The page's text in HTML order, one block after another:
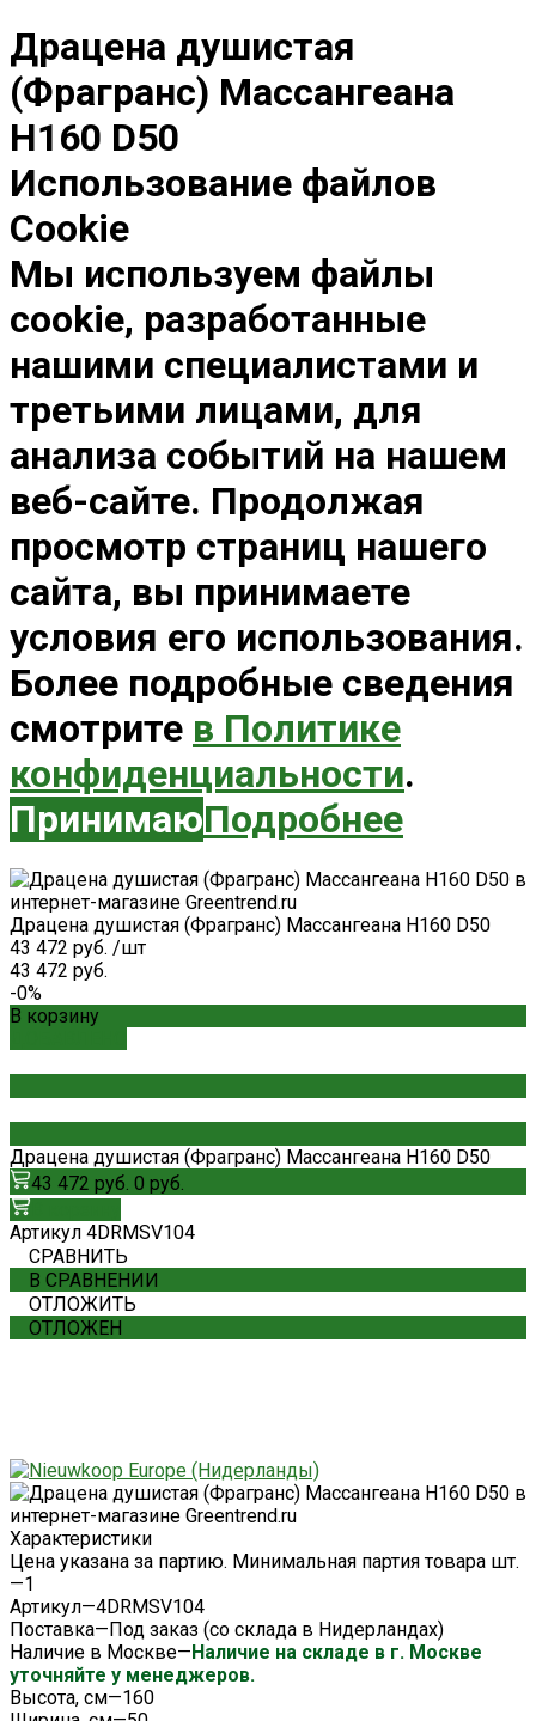
Драцена душистая
(Фрагранс) Массангеана
H160 D50
Использование файлов
Cookie
Мы используем файлы
cookie, разработанные
нашими специалистами и
третьими лицами, для
анализа событий на нашем
веб-сайте. Продолжая
просмотр страниц нашего
сайта, вы принимаете
условия его использования.
Более подробные сведения
смотрите в Политике
конфиденциальности.
ПринимаюПодробнее
Драцена душистая (Фрагранс) Массангеана H160 D50
43 472 руб. /шт
43 472 руб.
-0%
В корзину
Драцена душистая (Фрагранс) Массангеана H160 D50
43 472 руб. 0 руб.
Артикул 4DRMSV104
СРАВНИТЬ
В СРАВНЕНИИ
ОТЛОЖИТЬ
ОТЛОЖЕН
Характеристики
Цена указана за партию. Минимальная партия товара шт.
—1
Артикул—4DRMSV104
Поставка—Под заказ (со склада в Нидерландах)
Наличие в Москве—Наличие на складе в г. Москве
уточняйте у менеджеров.
Высота, см—160